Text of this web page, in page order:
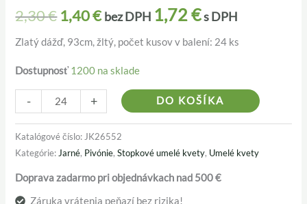
2,30€ 1,40€ bez DPH 1,72€s DPH
Zlatý dážď, 93cm, žltý, počet kusov v balení: 24 ks
Dostupnosť 1200 na sklade
- + DO KOŠÍKA
Katalógové číslo:JK26552
Kategórie:Jarné, Pivónie,Stopkové umelé kvety, Umelé kvety
Doprava zadarmo pri objednávkach nad 500 €
Záruka vrátenia peňazí bez rizika!